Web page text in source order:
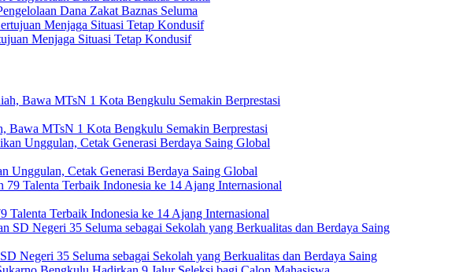
Dana Zakat Baznas Seluma
Menjaga Situasi Tetap Kondusif
Bawa MTsN 1 Kota Bengkulu Semakin Berprestasi
Unggulan, Cetak Generasi Berdaya Saing Global
Talenta Terbaik Indonesia ke 14 Ajang Internasional
Negeri 35 Seluma sebagai Sekolah yang Berkualitas dan Berdaya Saing